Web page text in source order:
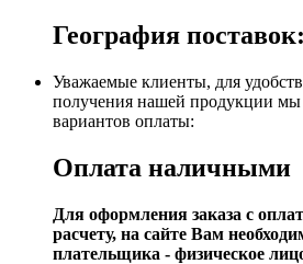
География поставок:
Уважаемые клиенты, для
получения нашей продукции мы
вариантов оплаты:
Оплата наличными
Для оформления заказа с
расчету, на сайте Вам
плательщика - физическое